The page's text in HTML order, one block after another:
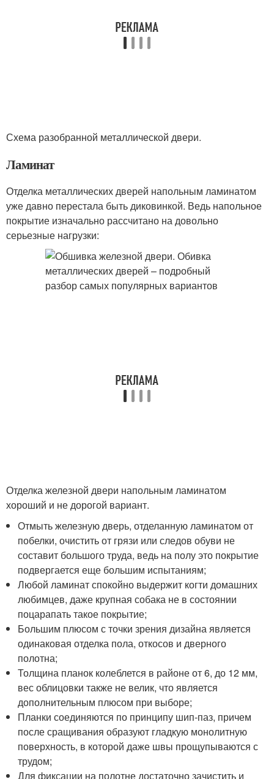
Схема разобранной металлической двери.
Ламинат
Отделка металлических дверей напольным ламинатом
уже давно перестала быть диковинкой. Ведь напольное
покрытие изначально рассчитано на довольно
серьезные нагрузки:
Отделка железной двери напольным ламинатом
хороший и не дорогой вариант.
Отмыть железную дверь, отделанную ламинатом от
побелки, очистить от грязи или следов обуви не
составит большого труда, ведь на полу это покрытие
подвергается еще большим испытаниям;
Любой ламинат спокойно выдержит когти домашних
любимцев, даже крупная собака не в состоянии
поцарапать такое покрытие;
Большим плюсом с точки зрения дизайна является
одинаковая отделка пола, откосов и дверного
полотна;
Толщина планок колеблется в районе от 6, до 12 мм,
вес облицовки также не велик, что является
дополнительным плюсом при выборе;
Планки соединяются по принципу шип-паз, причем
после сращивания образуют гладкую монолитную
поверхность, в которой даже швы прощупываются с
трудом;
Для фиксации на полотне достаточно зачистить и